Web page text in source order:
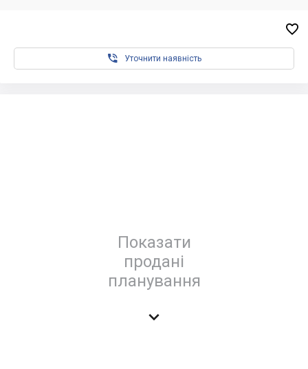

 Уточнити наявність
Показати
продані
планування
